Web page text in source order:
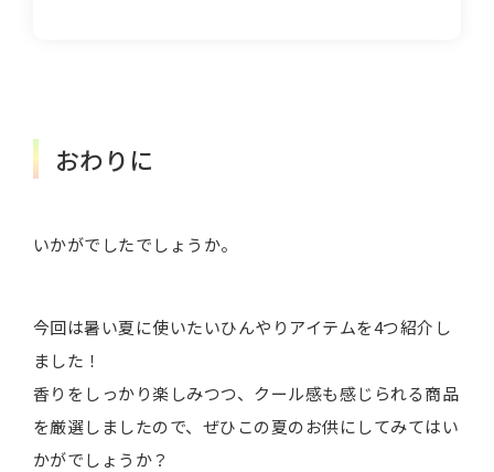
おわりに
いかがでしたでしょうか。
今回は暑い夏に使いたいひんやりアイテムを4つ紹介し
ました！
香りをしっかり楽しみつつ、クール感も感じられる商品
を厳選しましたので、ぜひこの夏のお供にしてみてはい
かがでしょうか？